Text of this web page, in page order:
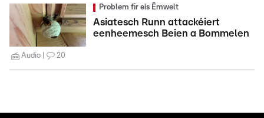
Problem fir eis Ëmwelt
Asiatesch Runn attackéiert
eenheemesch Beien a Bommelen
Audio 20